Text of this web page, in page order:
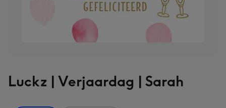
Luckz | Verjaardag | Sarah